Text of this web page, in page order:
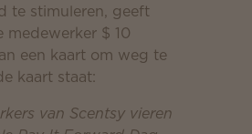
te stimuleren, geeft
medewerker $ 10
een kaart om weg te
kaart staat:
van Scentsy vieren